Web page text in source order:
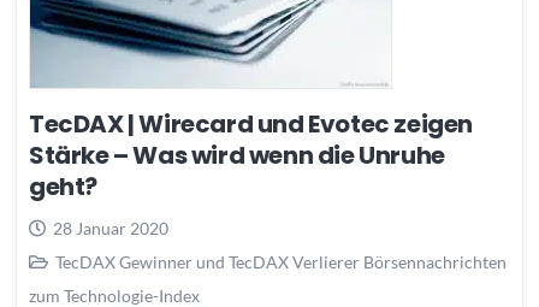
TecDAX | Wirecard und Evotec zeigen
Stärke – Was wird wenn die Unruhe
geht?
28 Januar 2020
TecDAX Gewinner und TecDAX Verlierer Börsennachrichten
zum Technologie-Index